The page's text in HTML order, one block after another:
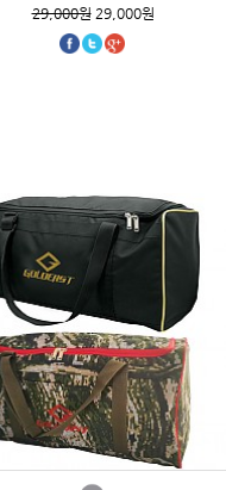
29,000원29,000원